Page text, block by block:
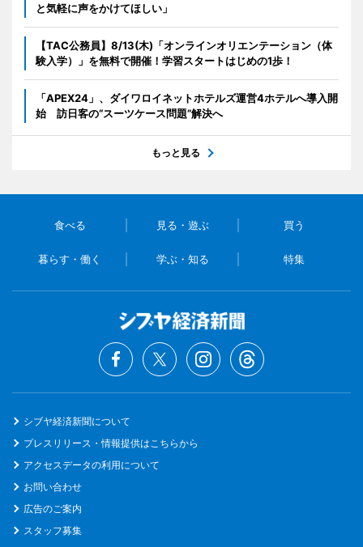
と気軽に声をかけてほしい」
【TAC公務員】8/13(木)「オンラインオリエンテーション（体
験入学）」を無料で開催！学習スタートはじめの1歩！
「APEX24」、ダイワロイネットホテルズ運営4ホテルへ導入開
始 訪日客の“スーツケース問題”解決へ
もっと見る
食べる 見る・遊ぶ 買う
暮らす・働く 学ぶ・知る 特集
シブヤ経済新聞について
プレスリリース・情報提供はこちらから
アクセスデータの利用について
お問い合わせ
広告のご案内
スタッフ募集